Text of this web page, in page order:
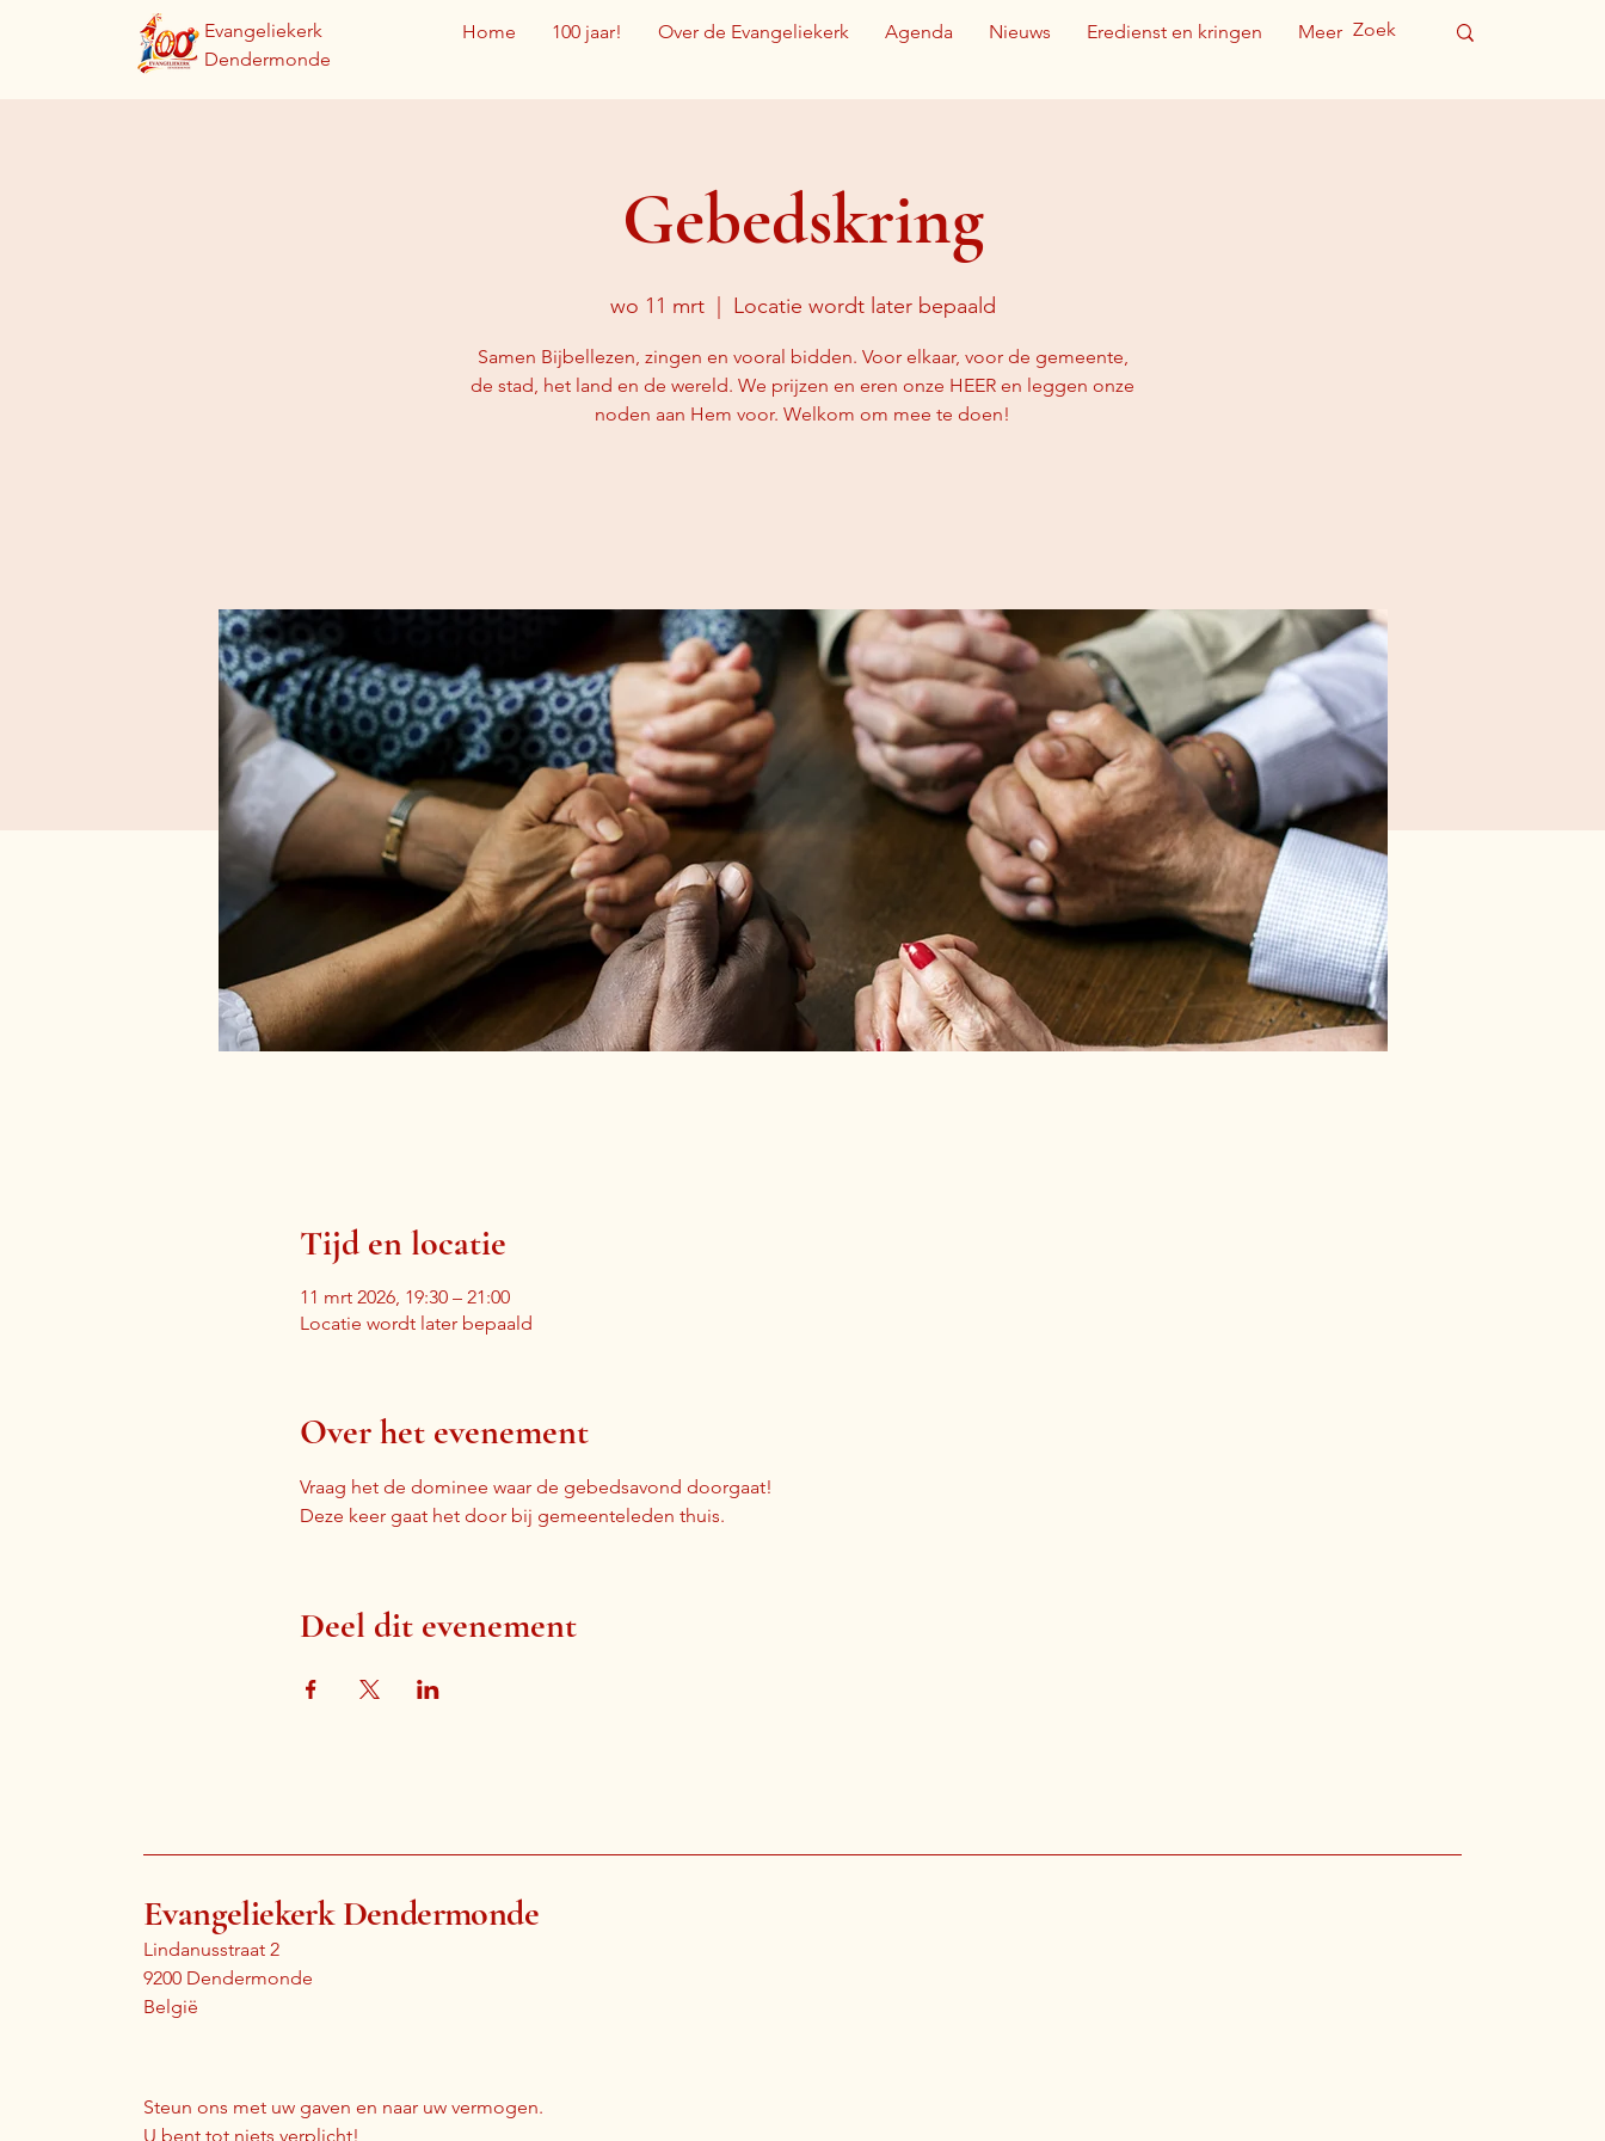
Evangeliekerk
Dendermonde
Home 100 jaar! Over de Evangeliekerk Agenda Nieuws Eredienst en kringen Meer
Gebedskring
wo 11 mrt
  |
Locatie wordt later bepaald
Samen Bijbellezen, zingen en vooral bidden. Voor elkaar, voor de gemeente,
de stad, het land en de wereld. We prijzen en eren onze HEER en leggen onze
noden aan Hem voor. Welkom om mee te doen!
Tijd en locatie
11 mrt 2026, 19:30 – 21:00
Locatie wordt later bepaald
Over het evenement
Vraag het de dominee waar de gebedsavond doorgaat!
Deze keer gaat het door bij gemeenteleden thuis.
Deel dit evenement
Evangeliekerk Dendermonde
Lindanusstraat 2
9200 Dendermonde
België
Steun ons met uw gaven en naar uw vermogen.
U bent tot niets verplicht!